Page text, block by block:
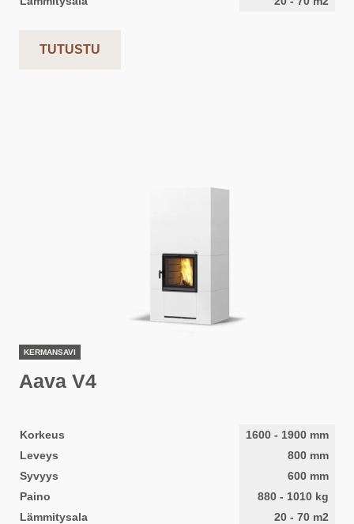
TUTUSTU
KERMANSAVI
Aava V4
Korkeus 1600 - 1900 mm
Leveys
800 mm
Syvyys
600 mm
Paino
880 - 1010 kg
Lämmitysala
20 - 70 m2